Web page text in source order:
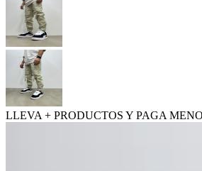
LLEVA + PRODUCTOS Y PAGA